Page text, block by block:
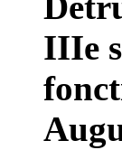
IIIe